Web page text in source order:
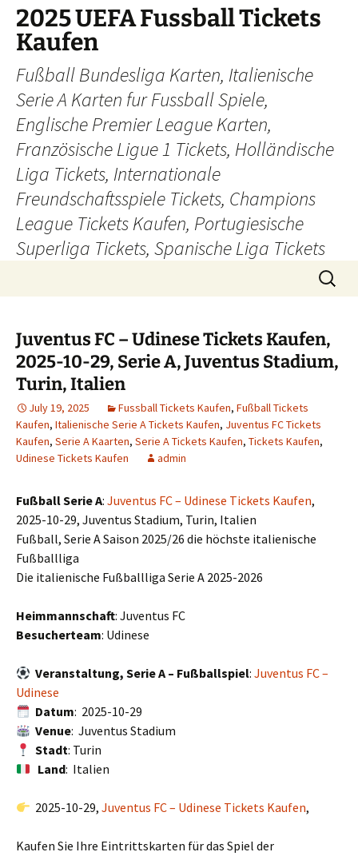
Skip
content
2025 UEFA Fussball Tickets
Kaufen
Fußball Bundesliga Karten, Italienische
Serie A Karten fur Fussball Spiele,
Englische Premier League Karten,
Französische Ligue 1 Tickets, Holländische
Liga Tickets, Internationale
Freundschaftsspiele Tickets, Champions
League Tickets Kaufen, Portugiesische
Superliga Tickets, Spanische Liga Tickets
Search
for:
Juventus FC – Udinese Tickets Kaufen,
2025-10-29, Serie A, Juventus Stadium,
Turin, Italien
July 19, 2025 Fussball Tickets Kaufen, Fußball Tickets
Kaufen, Italienische Serie A Tickets Kaufen, Juventus FC Tickets
Kaufen, Serie A Kaarten, Serie A Tickets Kaufen, Tickets Kaufen,
Udinese Tickets Kaufen
admin
Fußball Serie A: Juventus FC – Udinese Tickets Kaufen,
2025-10-29, Juventus Stadium, Turin, Italien
Fußball, Serie A Saison 2025/26 die höchste italienische
Fußballliga
Die italienische Fußballliga Serie A 2025-2026
Heimmannschaft: Juventus FC
Besucherteam: Udinese
Veranstaltung, Serie A – Fußballspiel:Juventus FC –
Udinese
Datum: 2025-10-29
Venue: Juventus Stadium
Stadt: Turin
Land: Italien
2025-10-29,Juventus FC – Udinese Tickets Kaufen,
Kaufen Sie Ihre Eintrittskarten für das Spiel der